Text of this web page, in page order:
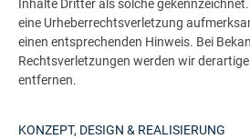
Inhalte Dritter als solche
eine Urheberrechtsverletzung
einen entsprechenden Hinweis. Bei
Rechtsverletzungen werden wir
entfernen.
KONZEPT, DESIGN & REALISIERUNG